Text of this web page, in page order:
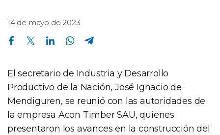
14 de mayo de 2023
Compartir en Facebook Compartir en Twitter Compartir en Linkedin Compartir en Whatsapp
El secretario de Industria y Desarrollo
Productivo de la Nación, José Ignacio de
Mendiguren, se reunió con las autoridades de
la empresa Acon Timber SAU, quienes
presentaron los avances en la construcción del